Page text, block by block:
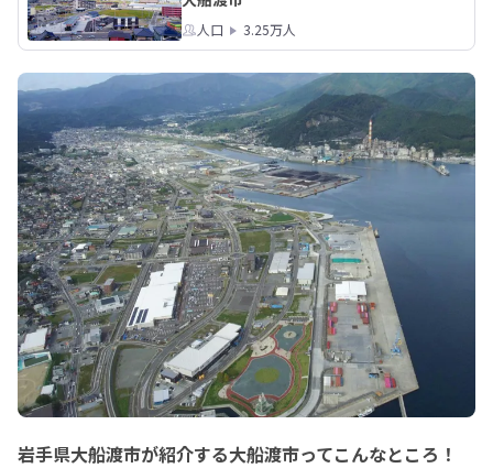
人口 3.25万人
岩手県大船渡市が紹介する大船渡市ってこんなところ！